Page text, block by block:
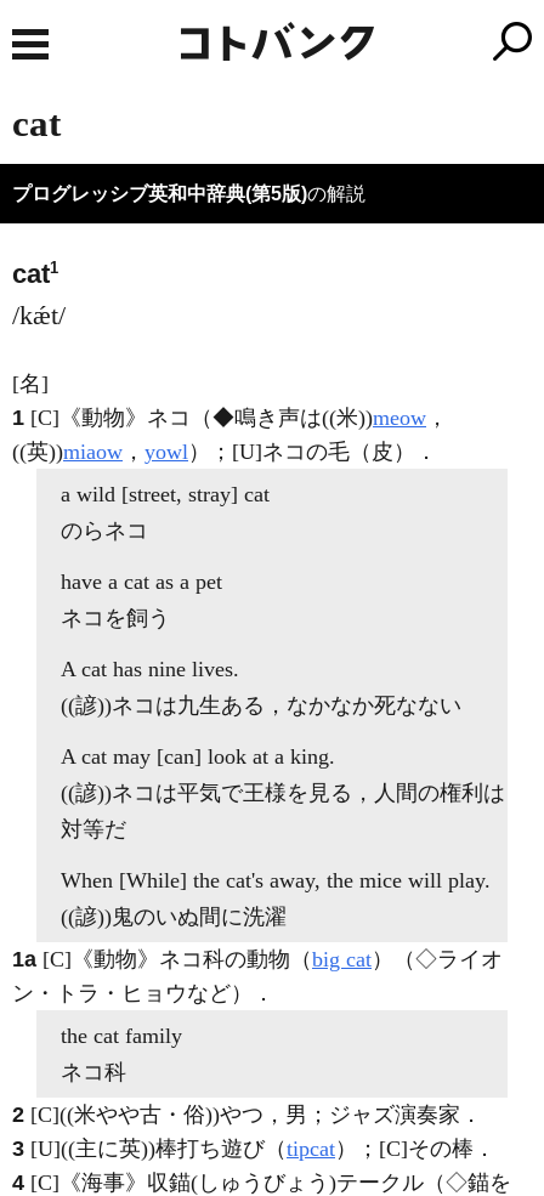
cat
プログレッシブ英和中辞典(第5版)の解説
cat1
/kǽt/
[名]
1 [C] 《動物》 ネコ（◆鳴き声は((米))meow ，
((英))miaow ， yowl）； [U]ネコの毛（皮）
．
a wild [street, stray] cat
のらネコ
have a cat as a pet
ネコを飼う
A cat has nine lives.
((諺))ネコは九生ある，なかなか死なない
A cat may [can] look at a king.
((諺))ネコは平気で王様を見る，人間の権利は
対等だ
When [While] the cat's away, the mice will play.
((諺))鬼のいぬ間に洗濯
1a [C] 《動物》 ネコ科の動物（big cat）（◇ライオ
ン・トラ・ヒョウなど）
．
the cat family
ネコ科
2 [C]((米やや古・俗))やつ，男；ジャズ演奏家 ．
3 [U]((主に英))棒打ち遊び（tipcat）； [C]その棒 ．
4 [C] 《海事》 収錨(しゅうびょう)テークル（◇錨を